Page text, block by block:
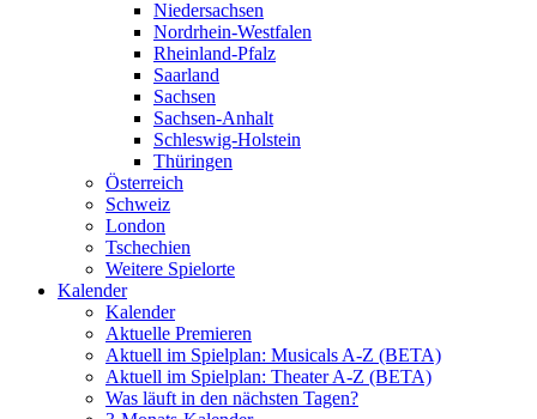
Niedersachsen
Nordrhein-Westfalen
Rheinland-Pfalz
Saarland
Sachsen
Sachsen-Anhalt
Schleswig-Holstein
Thüringen
Österreich
Schweiz
London
Tschechien
Weitere Spielorte
Kalender
Kalender
Aktuelle Premieren
Aktuell im Spielplan: Musicals A-Z (BETA)
Aktuell im Spielplan: Theater A-Z (BETA)
Was läuft in den nächsten Tagen?